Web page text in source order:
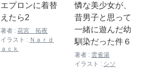
エプロンに着替
えたら2
著者 : 花宮 拓夜
イラスト : Ｎａｒｄ
ａｃｋ
憐な美少女が、
昔男子と思って
一緒に遊んだ幼
馴染だった件６
著者 : 雲雀湯
イラスト : シソ